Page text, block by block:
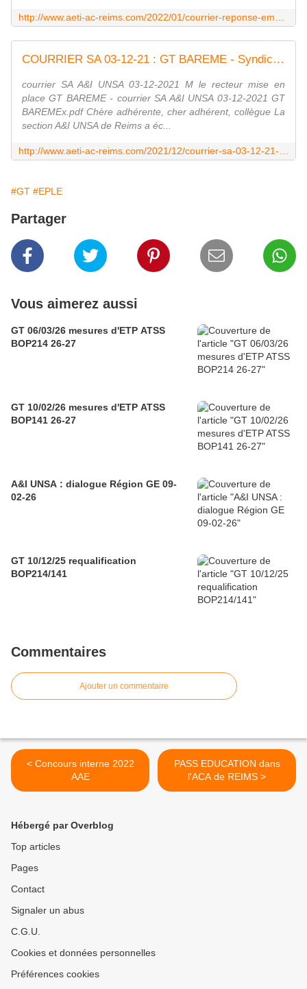
COURRIER SA 03-12-21 : GT BAREME - Syndicat AetI-UNSA Académie Reims
courrier SA A&I UNSA 03-12-2021 M le recteur mise en
place GT BAREME - courrier SA A&I UNSA 03-12-2021 GT
BAREMEx.pdf Chère adhérente, cher adhérent, collègue La
section A&I UNSA de Reims a éc...
#GT #EPLE
Partager
Vous aimerez aussi
GT 06/03/26 mesures d'ETP ATSS
BOP214 26-27
GT 10/02/26 mesures d'ETP ATSS
BOP141 26-27
A&I UNSA : dialogue Région GE 09-
02-26
GT 10/12/25 requalification
BOP214/141
Commentaires
Ajouter un commentaire
< Concours interne 2022
AAE
PASS EDUCATION dans
l'ACA de REIMS >
Hébergé par Overblog
Top articles
Pages
Contact
Signaler un abus
C.G.U.
Cookies et données personnelles
Préférences cookies